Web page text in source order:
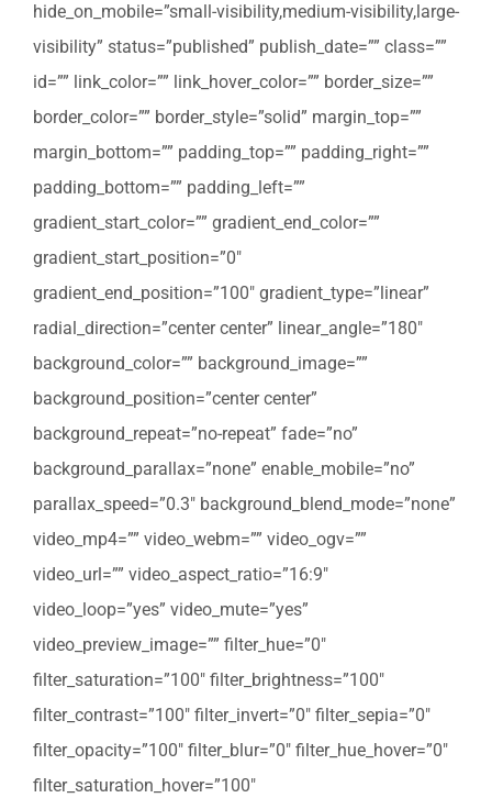
hide_on_mobile=”small-visibility,medium-visibility,large-
visibility” status=”published” publish_date=”” class=””
id=”” link_color=”” link_hover_color=”” border_size=””
border_color=”” border_style=”solid” margin_top=””
margin_bottom=”” padding_top=”” padding_right=””
padding_bottom=”” padding_left=””
gradient_start_color=”” gradient_end_color=””
gradient_start_position=”0″
gradient_end_position=”100″ gradient_type=”linear”
radial_direction=”center center” linear_angle=”180″
background_color=”” background_image=””
background_position=”center center”
background_repeat=”no-repeat” fade=”no”
background_parallax=”none” enable_mobile=”no”
parallax_speed=”0.3″ background_blend_mode=”none”
video_mp4=”” video_webm=”” video_ogv=””
video_url=”” video_aspect_ratio=”16:9″
video_loop=”yes” video_mute=”yes”
video_preview_image=”” filter_hue=”0″
filter_saturation=”100″ filter_brightness=”100″
filter_contrast=”100″ filter_invert=”0″ filter_sepia=”0″
filter_opacity=”100″ filter_blur=”0″ filter_hue_hover=”0″
filter_saturation_hover=”100″